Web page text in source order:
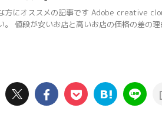
方にオススメの記事です Adobe creative
。 値段が安いお店と高いお店の価格の差の